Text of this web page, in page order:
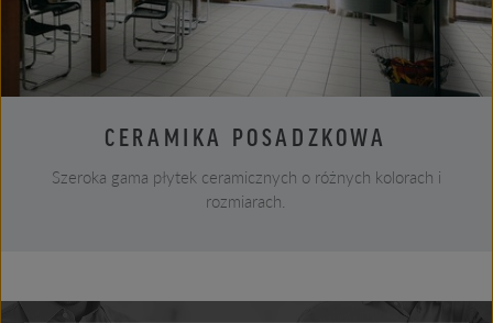
CERAMIKA POSADZKOWA
Szeroka gama płytek ceramicznych o różnych kolorach i
rozmiarach.